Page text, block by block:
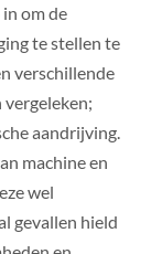
om de
te stellen te
verschillende
vergeleken;
aandrijving.
machine en
wel
gevallen hield